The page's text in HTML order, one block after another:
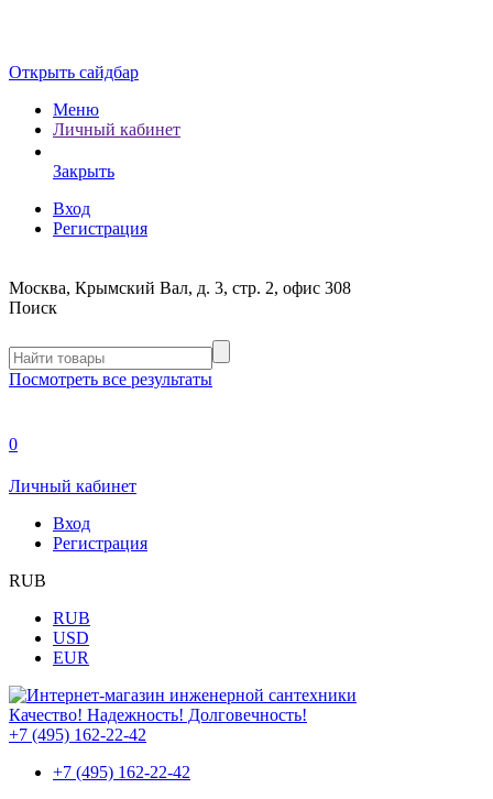
Открыть сайдбар
Меню
Личный кабинет
Закрыть
Вход
Регистрация
Москва, Крымский Вал, д. 3, стр. 2, офис 308
Поиск
Посмотреть все результаты
0
Личный кабинет
Вход
Регистрация
RUB
RUB
USD
EUR
Качество! Надежность! Долговечность!
+7 (495) 162-22-42
+7 (495) 162-22-42